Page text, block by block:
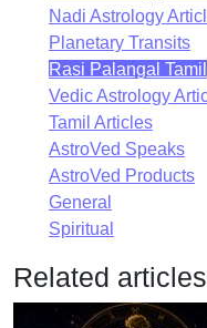
Nadi Astrology
Planetary Transits
Rasi Palangal Tamil
Vedic Astrology
Tamil Articles
AstroVed Speaks
AstroVed Products
General
Spiritual
Related articles